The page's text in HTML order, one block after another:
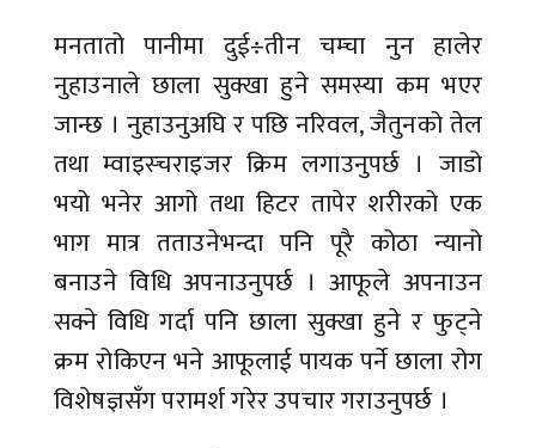
मनतातो पानीमा दुई÷तीन चम्चा नुन हालेर
नुहाउनाले छाला सुक्खा हुने समस्या कम भएर
जान्छ । नुहाउनुअघि र पछि नरिवल, जैतुनको तेल
तथा म्वाइस्चराइजर क्रिम लगाउनुपर्छ । जाडो
भयो भनेर आगो तथा हिटर तापेर शरीरको एक
भाग मात्र तताउनेभन्दा पनि पूरै कोठा न्यानो
बनाउने विधि अपनाउनुपर्छ । आफूले अपनाउन
सक्ने विधि गर्दा पनि छाला सुक्खा हुने र फुट्ने
क्रम रोकिएन भने आफूलाई पायक पर्ने छाला रोग
विशेषज्ञसँग परामर्श गरेर उपचार गराउनुपर्छ ।